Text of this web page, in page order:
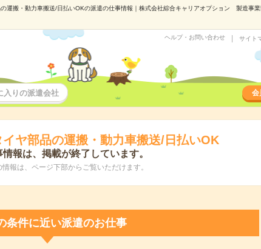
の運搬・動力車搬送/日払いOKの派遣の仕事情報｜株式会社綜合キャリアオプション 製造事
ヘルプ・お問い合わせ サイト
入りの派遣会社 会
イヤ部品の運搬・動力車搬送/日払いOK
報は、掲載が終了しています。
報は、ページ下部からご覧いただけます。
条件に近い派遣のお仕事